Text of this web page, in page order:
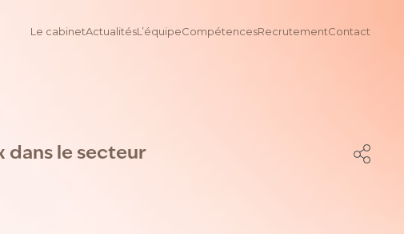
Le cabinetActualitésL’équipeCompétencesRecrutementContact
dans le secteur